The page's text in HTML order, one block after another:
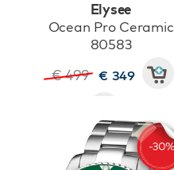
Elysee
Ocean Pro Ceramic
80583
€ 499 € 349